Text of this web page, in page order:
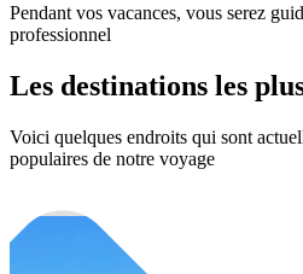
Pendant vos vacances, vous serez
professionnel
Les destinations les
Voici quelques endroits qui sont
populaires de notre voyage